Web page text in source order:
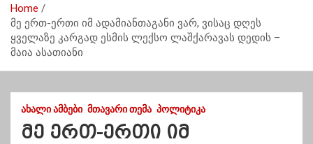
Home
მე ერთ-ერთი იმ ადამიანთაგანი ვარ, ვისაც დღეს
ყველაზე კარგად ესმის ლექსო ლაშქარავას დედის –
მაია ასათიანი
ᲐᲮᲐᲚᲘ ᲐᲛᲑᲔᲑᲘ ᲛᲗᲐᲕᲐᲠᲘ ᲗᲔᲛᲐ ᲞᲝᲚᲘᲢᲘᲙᲐ
მე ერთ-ერთი იმ